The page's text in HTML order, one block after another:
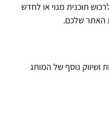
תוכנית מנוי או לחדש
האתר שלכם.
ושיווק נוסף של המותג